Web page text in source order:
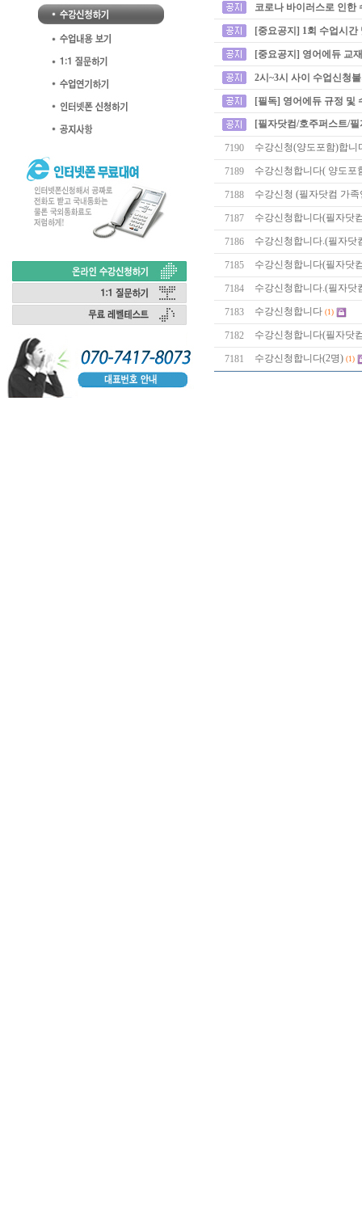
코로나 바이러스로 인한
[중요공지] 1회 수업시
[중요공지] 영어에듀 교
2시~3시 사이 수업신청
[필독] 영어에듀 규정 및
[필자닷컴/호주퍼스트/
7190 수강신청(양도포함)합니
7189 수강신청합니다( 양도포
7188 수강신청 (필자닷컴 가족
7187 수강신청합니다(필자닷
7186 수강신청합니다.(필자닷
7185 수강신청합니다(필자닷
7184 수강신청합니다.(필자닷
7183 수강신청합니다 (1)
7182 수강신청합니다(필자닷
7181 수강신청합니다(2명) (1)